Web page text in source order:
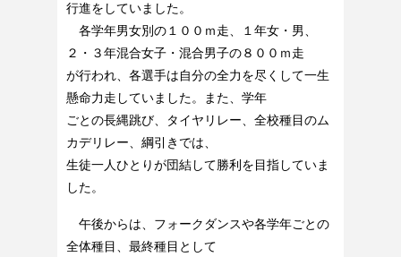
行進をしていました。
各学年男女別の１００ｍ走、１年女・男、
２・３年混合女子・混合男子の８００ｍ走
が行われ、各選手は自分の全力を尽くして一生
懸命力走していました。また、学年
ごとの長縄跳び、タイヤリレー、全校種目のム
カデリレー、綱引きでは、
生徒一人ひとりが団結して勝利を目指していま
した。
午後からは、フォークダンスや各学年ごとの
全体種目、最終種目として